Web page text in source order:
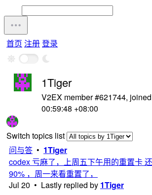
首页 注册登录
1Tiger
V2EX member #621744,
00:59:48 +08:00
Switch topics list
问与答 • 1Tiger
codex 亏麻了，上周五下午用的重置卡
90% ，周一来看重置了，
Jul 20 • Lastly replied by 1Tiger